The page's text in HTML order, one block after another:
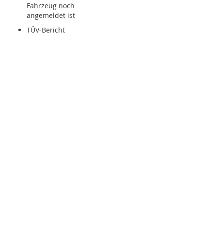
Fahrzeug noch
angemeldet ist
TÜV-Bericht